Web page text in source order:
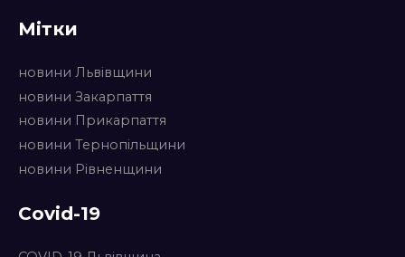
Мітки
новини Львівщини
новини Закарпаття
новини Прикарпаття
новини Тернопільщини
новини Рівненщини
Covid-19